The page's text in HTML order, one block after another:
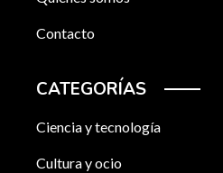
Contacto
CATEGORÍAS
Ciencia y tecnología
Cultura y ocio